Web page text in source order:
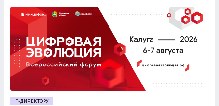
IT-ДИРЕКТОРУ